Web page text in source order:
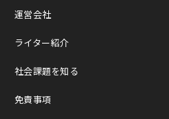
運営会社
ライター紹介
社会課題を知る
免責事項